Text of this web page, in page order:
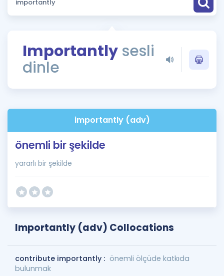
Puan Hesaplama
ÖSYM Sınav Takvimi
Kampanyalar
İngilizce Gramer
Importantly sesli
dinle
importantly (adv)
önemli bir şekilde
yararlı bir şekilde
Importantly (adv) Collocations
contribute importantly : önemli ölçüde katkıda
bulunmak